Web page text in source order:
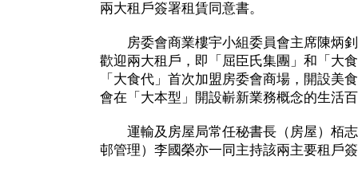
兩大租戶簽署租賃同意書。
房委會商業樓宇小組委員會主席陳炳釗
歡迎兩大租戶，即「屈臣氏集團」和「大
「大食代」首次加盟房委會商場，開設美
會在「大本型」開設嶄新業務概念的生活
運輸及房屋局常任秘書長（房屋）栢志
邨管理）李國榮亦一同主持該兩主要租戶